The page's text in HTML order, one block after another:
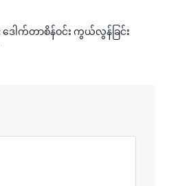
ဒေါက်တာစိန်ဝင်း ကွယ်လွန်ခြင်း